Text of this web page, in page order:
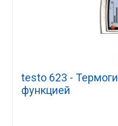
testo 623 -
функцией